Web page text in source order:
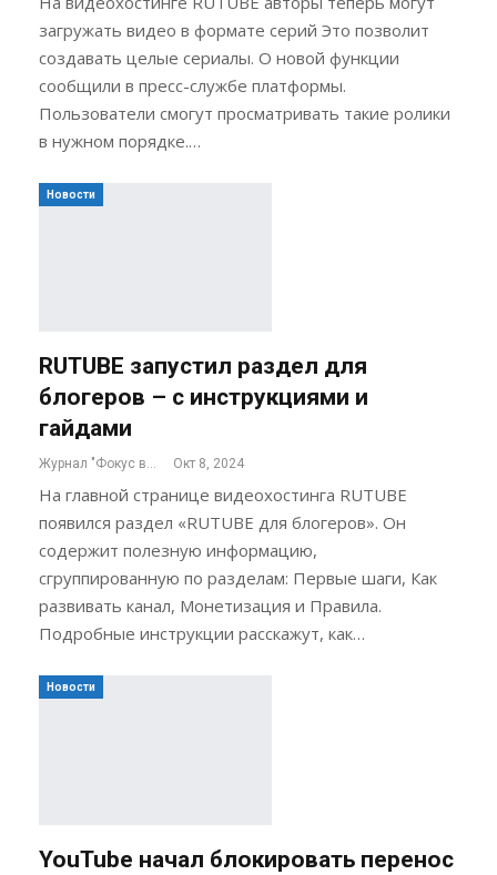
загружать видео в формате серий Это позволит
создавать целые сериалы. О новой функции
сообщили в пресс-службе платформы.
Пользователи смогут просматривать такие ролики
в нужном порядке.…
Новости
RUTUBE запустил раздел для
блогеров – с инструкциями и
гайдами
Журнал "Фокус внимания" Окт 8, 2024
На главной странице видеохостинга RUTUBE
появился раздел «RUTUBE для блогеров». Он
содержит полезную информацию,
сгруппированную по разделам: Первые шаги, Как
развивать канал, Монетизация и Правила.
Подробные инструкции расскажут, как…
Новости
YouTube начал блокировать перенос